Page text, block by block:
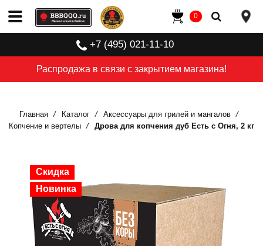
Распродажа в связи с закрытием магазина!
+7 (495) 021-11-10
0
Главная Каталог
Аксессуары для грилей и мангалов
Копчение и вертелы
Дрова для копчения дуб Есть с Огня, 2 кг
Скидка
Новинка
Скидка
Новинка